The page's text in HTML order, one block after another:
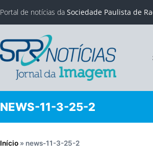
Portal de notícias da Sociedade Paulista de
NEWS-11-3-25-2
Início » news-11-3-25-2